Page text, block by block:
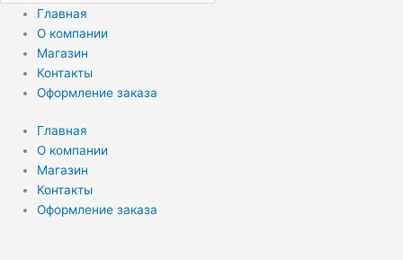
Главная
О компании
Магазин
Контакты
Оформление заказа
Главная
О компании
Магазин
Контакты
Оформление заказа